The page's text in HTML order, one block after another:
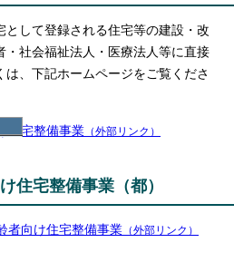
として登録される住宅等の建設・改
・社会福祉法人・医療法人等に直接
、下記ホームページをご覧くださ
住宅整備事業 （外部リンク）
住宅整備事業（都）
者向け住宅整備事業 （外部リンク）